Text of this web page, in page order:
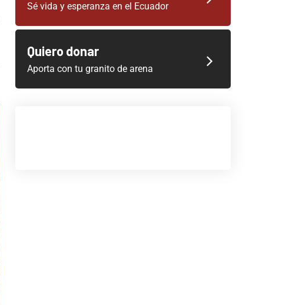
Sé vida y esperanza en el Ecuador
Quiero donar
Aporta con tu granito de arena